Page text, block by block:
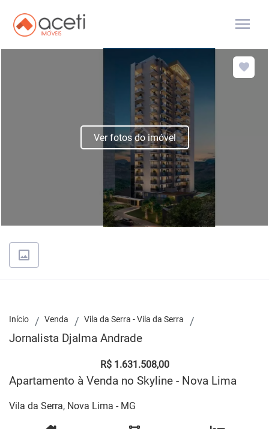
menu
Ver fotos do imóvel
Início Venda Vila da Serra - Vila da Serra
Jornalista Djalma Andrade
R$ 1.631.508,00
Apartamento à Venda no Skyline - Nova Lima
Vila da Serra, Nova Lima - MG